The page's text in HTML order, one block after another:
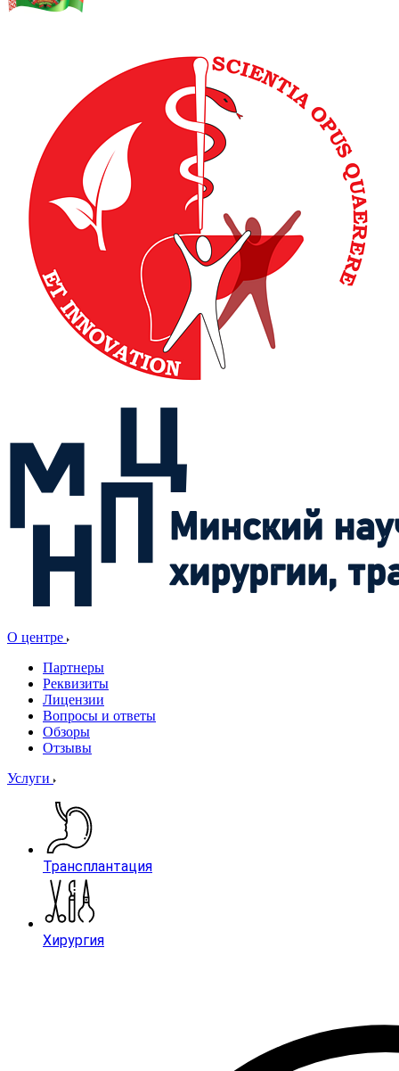
О центре
Партнеры
Реквизиты
Лицензии
Вопросы и ответы
Обзоры
Отзывы
Услуги
Трансплантация
Хирургия